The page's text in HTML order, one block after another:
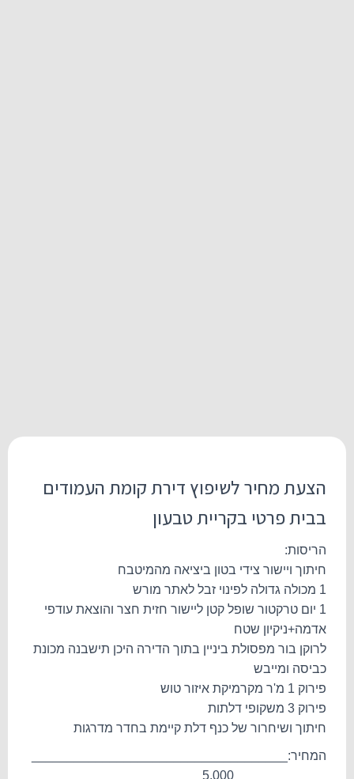
הצעת מחיר לשיפוץ דירת קומת העמודים
בבית פרטי בקריית טבעון
הריסות:
חיתוך ויישור צידי בטון ביציאה מהמיטבח
1 מכולה גדולה לפינוי זבל לאתר מורש
1 יום טרקטור שופל קטן ליישור חזית חצר והוצאת עודפי
אדמה+ניקיון שטח
לרוקן בור מפסולת ביניין בתוך הדירה היכן תישבנה מכונת
כביסה ומייבש
פירוק 1 מ'ר מקרמיקת איזור טוש
פירוק 3 משקופי דלתות
חיתוך ושיחרור של כנף דלת קיימת בחדר מדרגות
המחיר:____________________________________